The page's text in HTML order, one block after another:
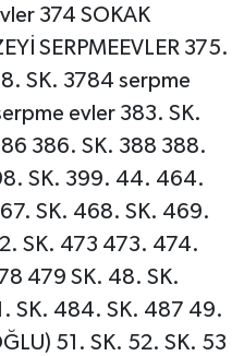
374 SOKAK
SERPMEEVLER 375.
SK. 3784 serpme
evler 383. SK.
386. SK. 388 388.
SK. 399. 44. 464.
SK. 468. SK. 469.
SK. 473 473. 474.
479 SK. 48. SK.
SK. 484. SK. 487 49.
51. SK. 52. SK. 53